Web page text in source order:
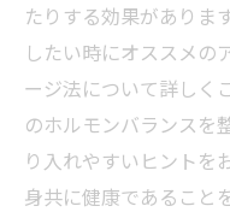
たりする効果がありま
したい時にオススメの
ージ法について詳しく
のホルモンバランスを
り入れやすいヒントを
身共に健康であること